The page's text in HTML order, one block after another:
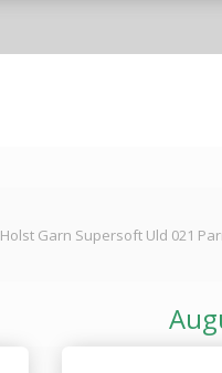
Holst Garn Supersoft Uld 021